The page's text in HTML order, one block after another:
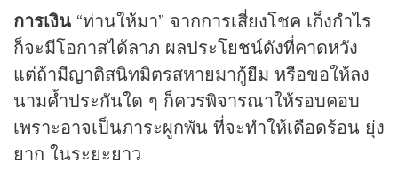
การเงิน “ท่านให้มา” จากการเสี่ยงโชค เก็งกำไร
ก็จะมีโอกาสได้ลาภ ผลประโยชน์ดังที่คาดหวัง
แต่ถ้ามีญาติสนิทมิตรสหายมากู้ยืม หรือขอให้ลง
นามค้ำประกันใด ๆ ก็ควรพิจารณาให้รอบคอบ
เพราะอาจเป็นภาระผูกพัน ที่จะทำให้เดือดร้อน ยุ่ง
ยาก ในระยะยาว